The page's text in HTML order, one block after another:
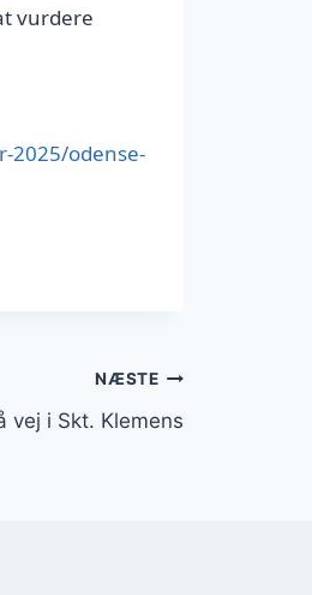
vurdere
2025/odense-
NÆSTE
vej i Skt. Klemens